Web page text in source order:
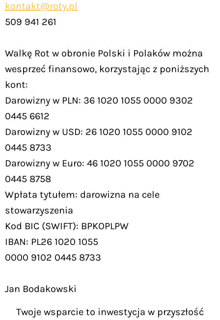
kontakt@roty.pl
509 941 261
Walkę Rot w obronie Polski i Polaków można
wesprzeć finansowo, korzystając z poniższych
kont:
Darowizny w PLN: 36 1020 1055 0000 9302
0445 6612
Darowizny w USD: 26 1020 1055 0000 9102
0445 8733
Darowizny w Euro: 46 1020 1055 0000 9702
0445 8758
Wpłata tytułem: darowizna na cele
stowarzyszenia
Kod BIC (SWIFT): BPKOPLPW
IBAN: PL26 1020 1055
0000 9102 0445 8733
Jan Bodakowski
Twoje wsparcie to inwestycja w przyszłość